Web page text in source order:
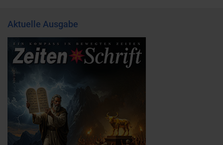
Aktuelle Ausgabe